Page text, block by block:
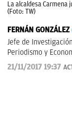
La alcaldesa Carmena
(Foto: TW)
FERNÁN GONZÁLEZ
Jefe de
Periodismo y
21/11/2017 19:37